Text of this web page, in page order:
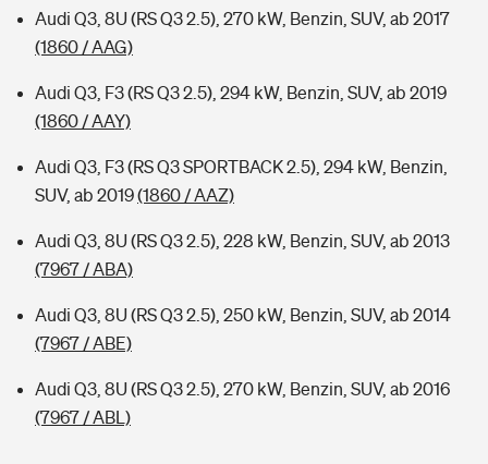
Audi Q3, 8U (RS Q3 2.5), 270 kW, Benzin, SUV, ab 2017
(1860 / AAG)
Audi Q3, F3 (RS Q3 2.5), 294 kW, Benzin, SUV, ab 2019
(1860 / AAY)
Audi Q3, F3 (RS Q3 SPORTBACK 2.5), 294 kW, Benzin,
SUV, ab 2019(1860 / AAZ)
Audi Q3, 8U (RS Q3 2.5), 228 kW, Benzin, SUV, ab 2013
(7967 / ABA)
Audi Q3, 8U (RS Q3 2.5), 250 kW, Benzin, SUV, ab 2014
(7967 / ABE)
Audi Q3, 8U (RS Q3 2.5), 270 kW, Benzin, SUV, ab 2016
(7967 / ABL)